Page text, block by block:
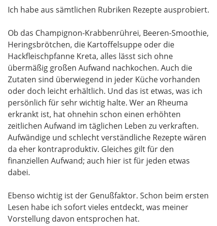
Ich habe aus sämtlichen Rubriken Rezepte ausprobiert.
Ob das Champignon-Krabbenrührei, Beeren-Smoothie,
Heringsbrötchen, die Kartoffelsuppe oder die
Hackfleischpfanne Kreta, alles lässt sich ohne
übermäßig großen Aufwand nachkochen. Auch die
Zutaten sind überwiegend in jeder Küche vorhanden
oder doch leicht erhältlich. Und das ist etwas, was ich
persönlich für sehr wichtig halte. Wer an Rheuma
erkrankt ist, hat ohnehin schon einen erhöhten
zeitlichen Aufwand im täglichen Leben zu verkraften.
Aufwändige und schlecht verständliche Rezepte wären
da eher kontraproduktiv. Gleiches gilt für den
finanziellen Aufwand; auch hier ist für jeden etwas
dabei.
Ebenso wichtig ist der Genußfaktor. Schon beim ersten
Lesen habe ich sofort vieles entdeckt, was meiner
Vorstellung davon entsprochen hat.